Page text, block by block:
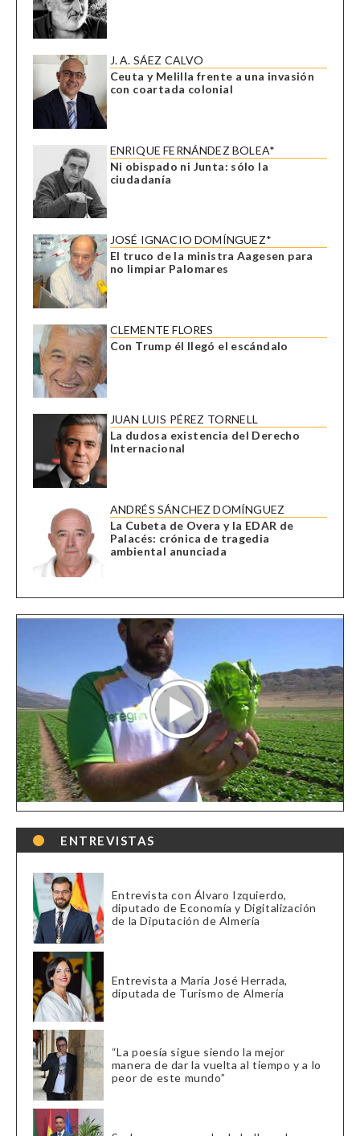
J. A. SÁEZ CALVO
Ceuta y Melilla frente a una invasión
con coartada colonial
ENRIQUE FERNÁNDEZ BOLEA*
Ni obispado ni Junta: sólo la
ciudadanía
JOSÉ IGNACIO DOMÍNGUEZ*
El truco de la ministra Aagesen para
no limpiar Palomares
CLEMENTE FLORES
Con Trump él llegó el escándalo
JUAN LUIS PÉREZ TORNELL
La dudosa existencia del Derecho
Internacional
ANDRÉS SÁNCHEZ DOMÍNGUEZ
La Cubeta de Overa y la EDAR de
Palacés: crónica de tragedia
ambiental anunciada
ENTREVISTAS
Entrevista con Álvaro Izquierdo,
diputado de Economía y Digitalización
de la Diputación de Almería
Entrevista a María José Herrada,
diputada de Turismo de Almería
“La poesía sigue siendo la mejor
manera de dar la vuelta al tiempo y a lo
peor de este mundo”